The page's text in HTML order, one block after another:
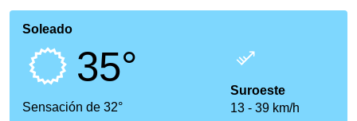
ha sido
calidad.
a este
Soleado
35°
Sensación de 32°
Suroeste
13
39 km/h